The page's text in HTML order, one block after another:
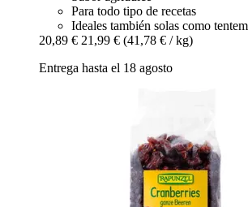
Para todo tipo de recetas
Ideales también solas como
20,89 € 21,99 € (41,78 € / kg)
Entrega hasta el 18 agosto